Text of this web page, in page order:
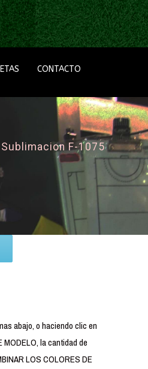
CONTACTO
F-1075
abajo, o haciendo clic en
MODELO, la cantidad de
LOS COLORES DE